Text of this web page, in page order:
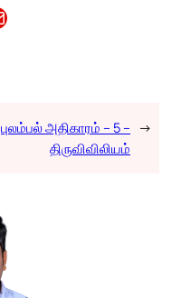
புலம்பல் அதிகாரம் – 5 –
திருவிவிலியம்
→